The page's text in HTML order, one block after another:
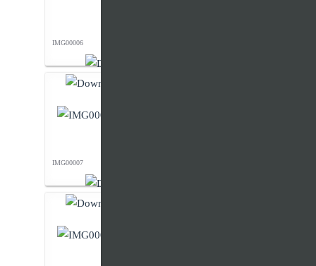
IMG00006
IMG00007